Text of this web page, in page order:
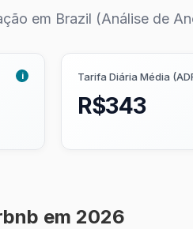
pontuam melhor.
pontuação mais alta.
no Airbnb. Mercados de
propriedades.
em Brazil (Análise de
i Tarifa Diária Média
R$343
em 2026